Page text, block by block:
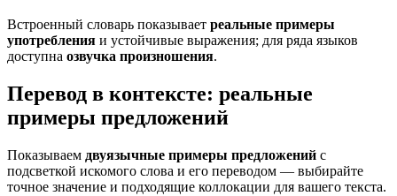
Встроенный словарь показывает реальные примеры
употребления и устойчивые выражения; для ряда языков
доступна озвучка произношения.
Перевод в контексте: реальные
примеры предложений
Показываем двуязычные примеры предложений с
подсветкой искомого слова и его переводом — выбирайте
точное значение и подходящие коллокации для вашего текста.